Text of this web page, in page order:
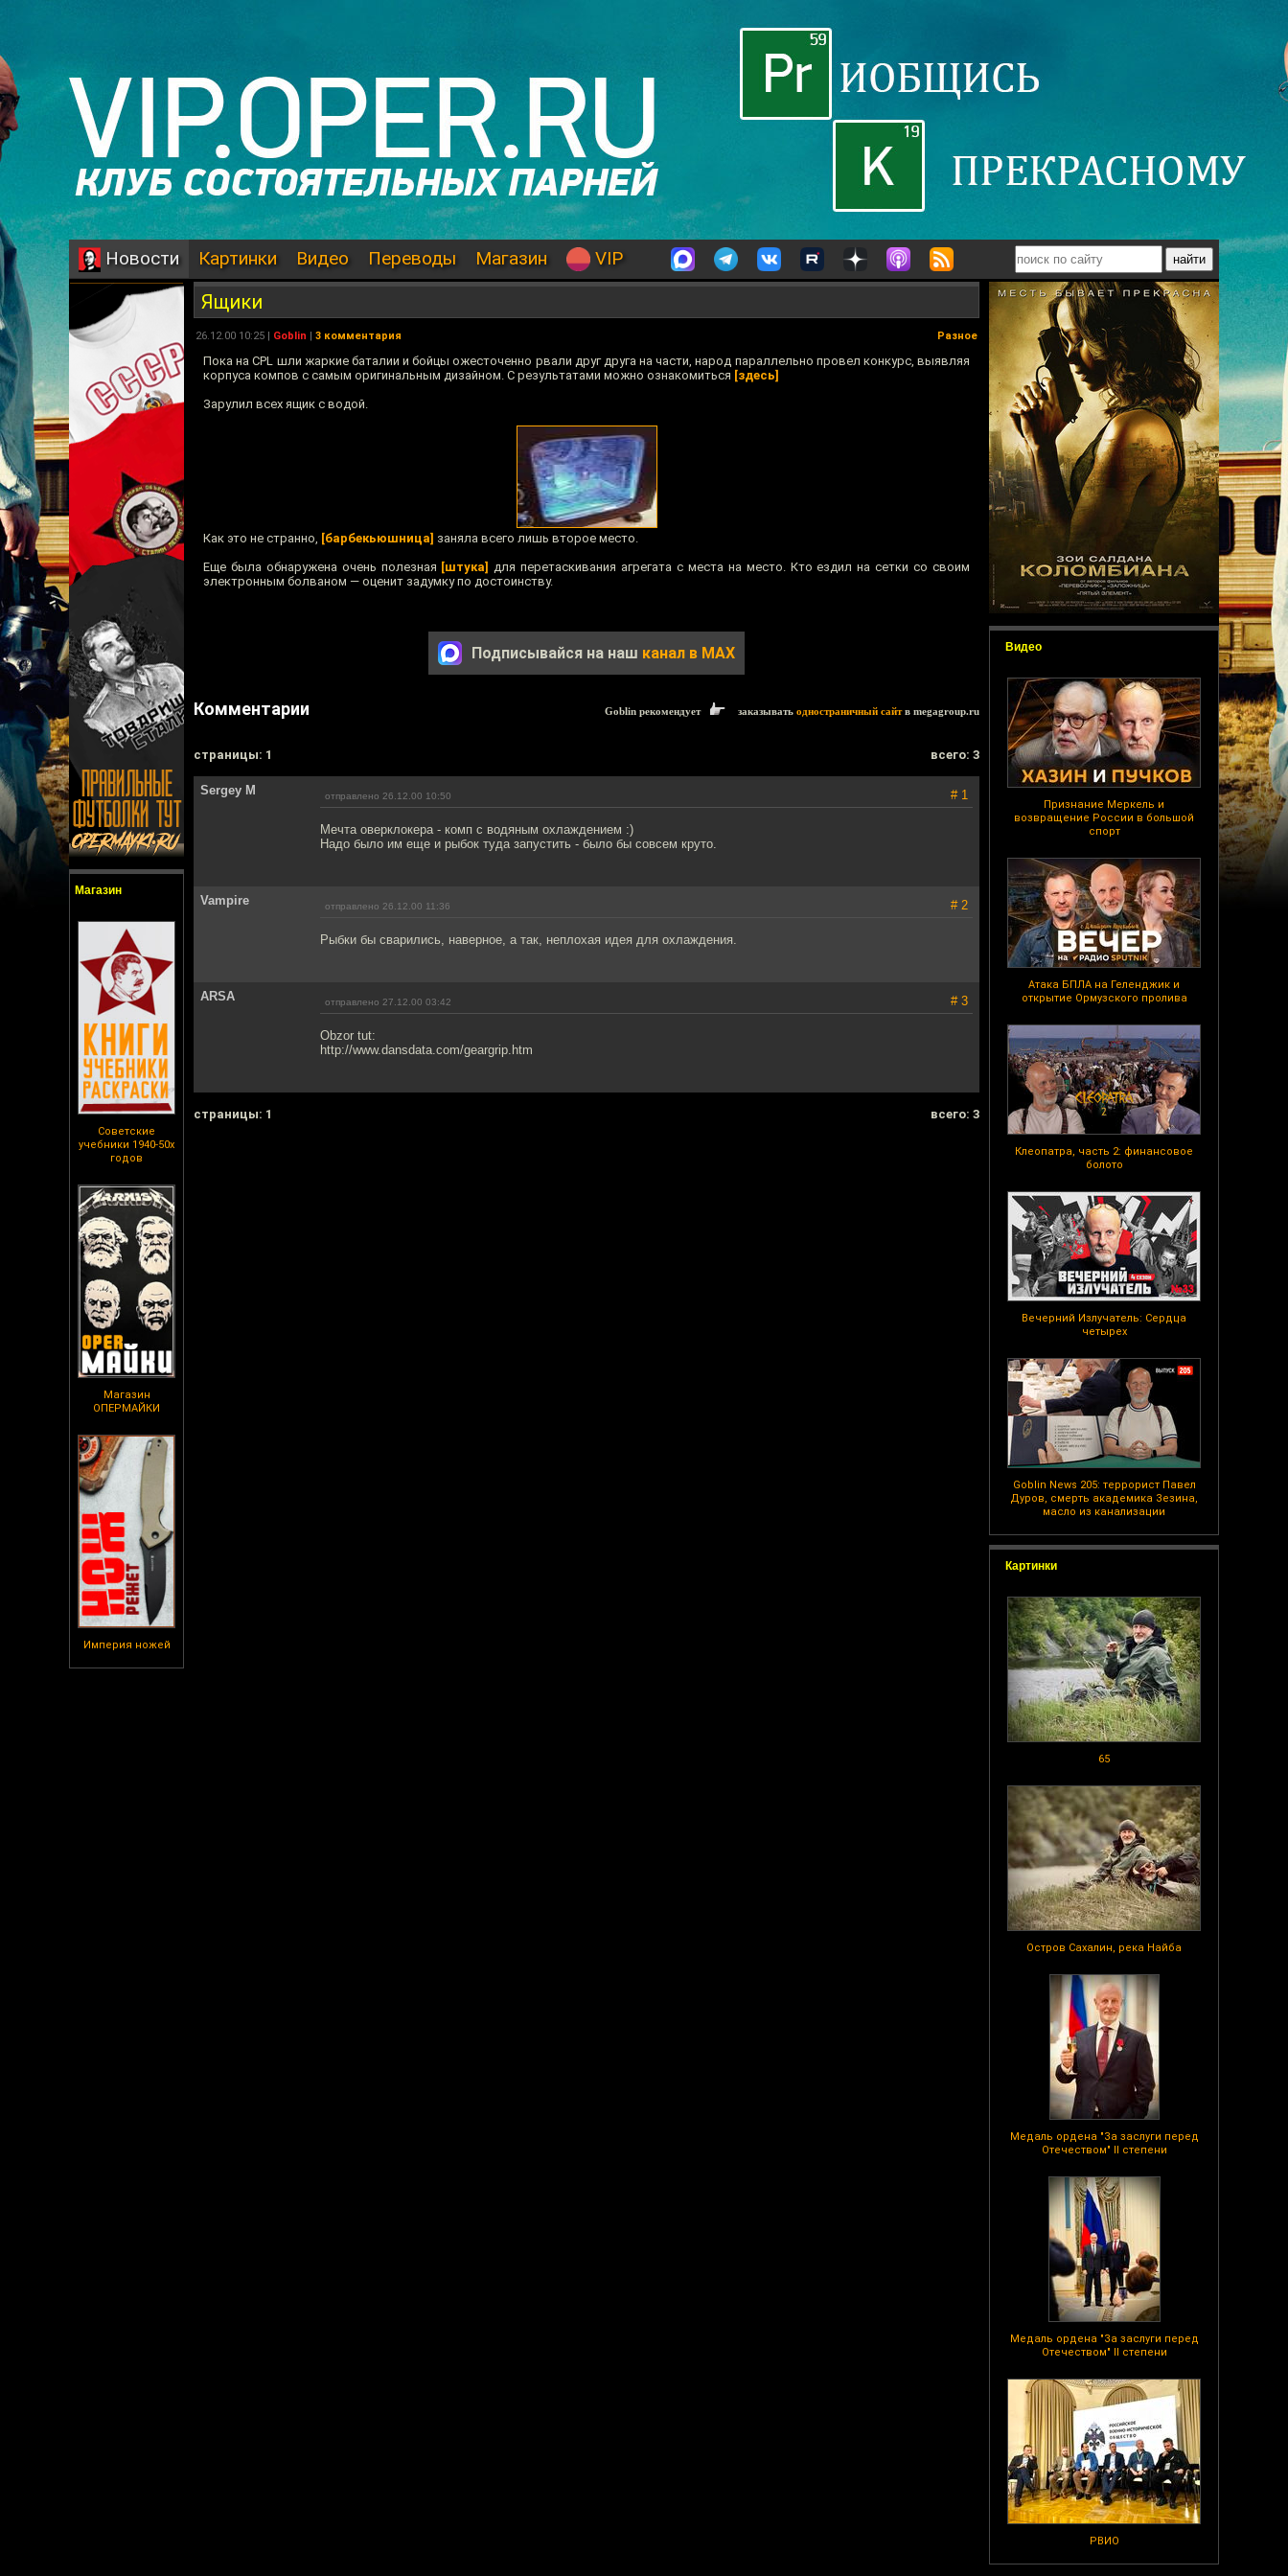
Новости Картинки Видео Переводы Магазин VIP
Магазин
Советские
учебники 1940-50х
годов
Магазин
ОПЕРМАЙКИ
Империя ножей
Видео
Признание Меркель и
возвращение России в большой
спорт
Атака БПЛА на Геленджик и
открытие Ормузского пролива
Клеопатра, часть 2: финансовое
болото
Вечерний Излучатель: Сердца
четырех
Goblin News 205: террорист Павел
Дуров, смерть академика Зезина,
масло из канализации
Картинки
65
Остров Сахалин, река Найба
Медаль ордена "За заслуги перед
Отечеством" II степени
Медаль ордена "За заслуги перед
Отечеством" II степени
РВИО
Ящики
26.12.00 10:25 | Goblin | 3 комментария Разное
Пока на CPL шли жаркие баталии и бойцы ожесточенно рвали друг друга на части, народ параллельно провел конкурс, выявляя
корпуса компов с самым оригинальным дизайном. С результатами можно ознакомиться [здесь]
Зарулил всех ящик с водой.
Как это не странно, [барбекьюшница] заняла всего лишь второе место.
Еще была обнаружена очень полезная [штука] для перетаскивания агрегата с места на место. Кто ездил на сетки со своим
электронным болваном — оценит задумку по достоинству.
Подписывайся на наш канал в MAX
Комментарии Goblin рекомендует заказывать одностраничный сайтв megagroup.ru
cтраницы: 1 всего: 3
Sergey M отправлено 26.12.00 10:50 # 1
Мечта оверклокера - комп с водяным охлаждением :)
Надо было им еще и рыбок туда запустить - было бы совсем круто.
Vampire отправлено 26.12.00 11:36 # 2
Рыбки бы сварились, наверное, а так, неплохая идея для охлаждения.
ARSA отправлено 27.12.00 03:42 # 3
Obzor tut:
http://www.dansdata.com/geargrip.htm
cтраницы: 1 всего: 3